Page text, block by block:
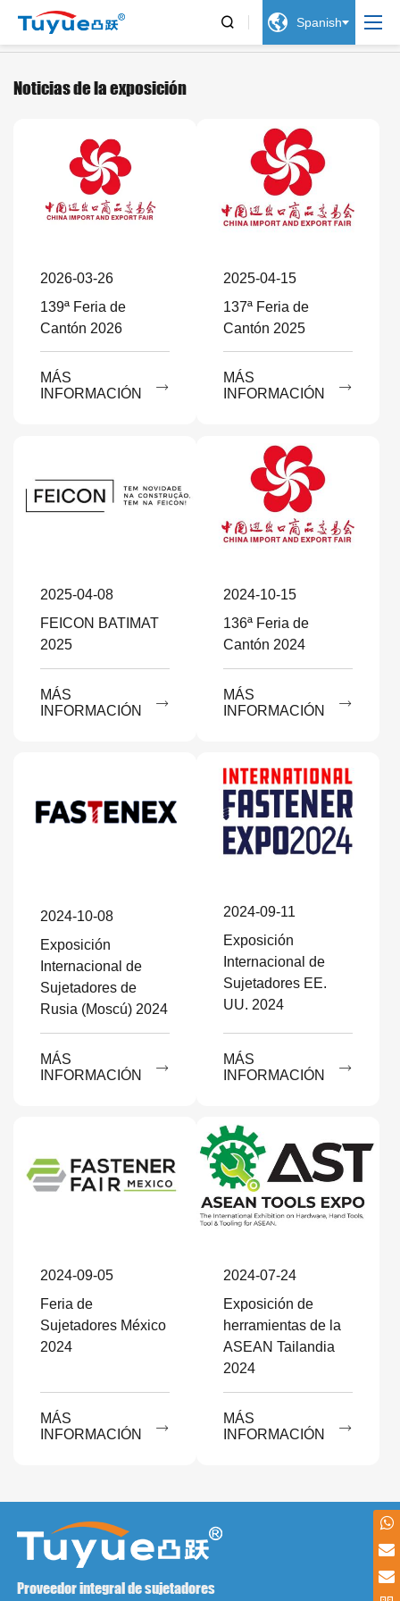
  Spanish
Noticias de empresa Noticias de la exposición Blog
Noticias de la exposición
2026-03-26
139ª Feria de
Cantón 2026
MÁS
INFORMACIÓN

2025-04-15
137ª Feria de
Cantón 2025
MÁS
INFORMACIÓN

2025-04-08
FEICON BATIMAT
2025
MÁS
INFORMACIÓN

2024-10-15
136ª Feria de
Cantón 2024
MÁS
INFORMACIÓN

2024-10-08
Exposición
Internacional de
Sujetadores de
Rusia (Moscú) 2024
MÁS
INFORMACIÓN

2024-09-11
Exposición
Internacional de
Sujetadores EE.
UU. 2024
MÁS
INFORMACIÓN

2024-09-05
Feria de
Sujetadores México
2024
MÁS
INFORMACIÓN

2024-07-24
Exposición de
herramientas de la
ASEAN Tailandia
2024
MÁS
INFORMACIÓN

Proveedor integral de sujetadores